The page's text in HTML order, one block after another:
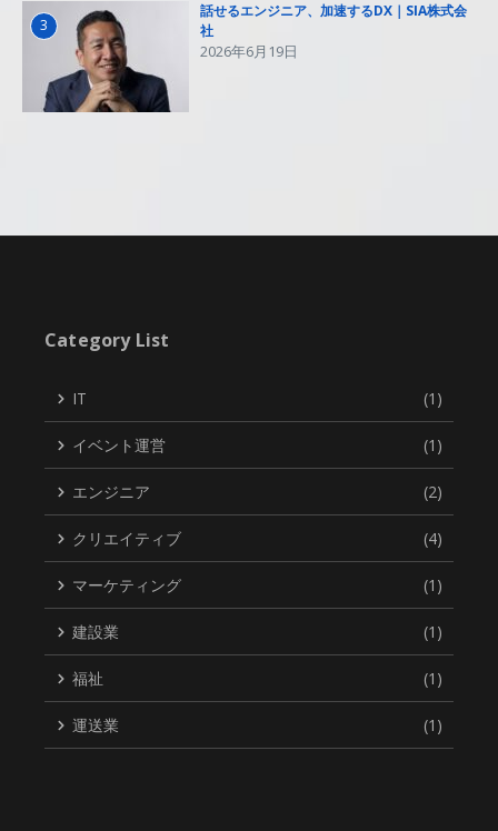
3
話せるエンジニア、加速するDX｜SIA株式会
社
2026年6月19日
Category List
IT (1)
イベント運営 (1)
エンジニア (2)
クリエイティブ (4)
マーケティング (1)
建設業 (1)
福祉 (1)
運送業 (1)